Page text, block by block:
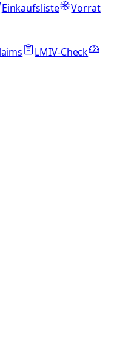
Einkaufsliste
Vorrat
LMIV-Check